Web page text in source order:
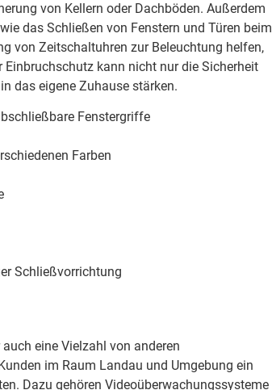
von Kellern oder Dachböden. Außerdem
das Schließen von Fenstern und Türen beim
von Zeitschaltuhren zur Beleuchtung helfen,
kann nicht nur die Sicherheit
das eigene Zuhause stärken.
Fenstergriffe
Farben
Schließvorrichtung
eine Vielzahl von anderen
im Raum Landau und Umgebung ein
Dazu gehören Videoüberwachungssysteme